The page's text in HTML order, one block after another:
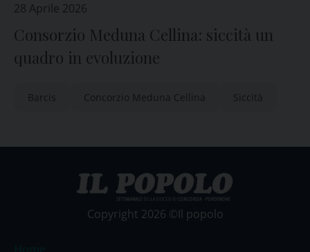
28 Aprile 2026
Consorzio Meduna Cellina: siccità un
quadro in evoluzione
Barcis Concorzio Meduna Cellina Siccità
Copyright 2026 ©Il popolo